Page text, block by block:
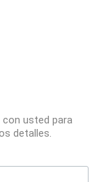
usted para
detalles.